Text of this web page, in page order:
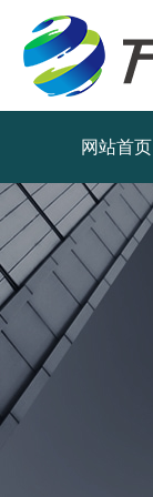
网站首页